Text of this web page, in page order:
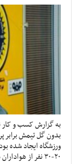
به گزارش کسب و کار
بدون گل تیمش برابر
۲۰-۳۰ نفر از هواداران ما با سر شکسته در بیمارستان …